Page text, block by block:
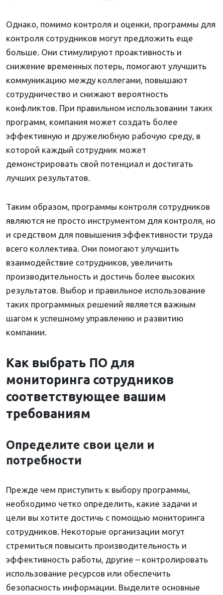
Однако, помимо контроля и оценки, программы для
контроля сотрудников могут предложить еще
больше. Они стимулируют проактивность и
снижение временных потерь, помогают улучшить
коммуникацию между коллегами, повышают
сотрудничество и снижают вероятность
конфликтов. При правильном использовании таких
программ, компания может создать более
эффективную и дружелюбную рабочую среду, в
которой каждый сотрудник может
демонстрировать свой потенциал и достигать
лучших результатов.
Таким образом, программы контроля сотрудников
являются не просто инструментом для контроля, но
и средством для повышения эффективности труда
всего коллектива. Они помогают улучшить
взаимодействие сотрудников, увеличить
производительность и достичь более высоких
результатов. Выбор и правильное использование
таких программных решений является важным
шагом к успешному управлению и развитию
компании.
Как выбрать ПО для
мониторинга сотрудников
соответствующее вашим
требованиям
Определите свои цели и
потребности
Прежде чем приступить к выбору программы,
необходимо четко определить, какие задачи и
цели вы хотите достичь с помощью мониторинга
сотрудников. Некоторые организации могут
стремиться повысить производительность и
эффективность работы, другие – контролировать
использование ресурсов или обеспечить
безопасность информации. Выделите основные